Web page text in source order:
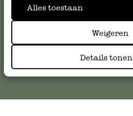
Alles toestaan
Weigeren
Details tonen
Service client en ligne